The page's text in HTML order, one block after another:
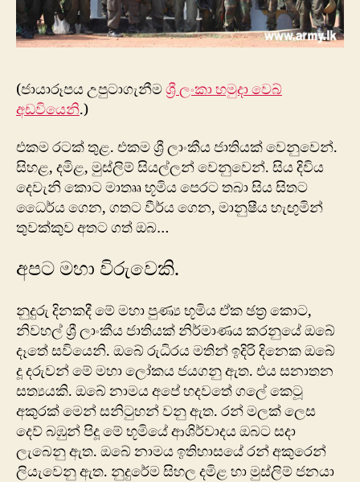
(ජායාරූපය උපුටාගැනීමශ්‍රී ලංකා හමුදා වෙබ්
අඩවියෙනි.)
එකම රටක් තුළ. එකම ශ්‍රී ලාංකීය ජාතියක් වෙනුවෙන්.
සිහළ, දමිළ, මුස්ලිම් සියල්ලන් වෙනුවෙන්. සිය දිවිය
දෙවැනි කොට මාතෲ භූමිය පෙරට තබා සිය සිතට
ධෛර්ය ගෙන, ගතට වීර්ය ගෙන, මානුෂීය හැඟුමින්
තුවක්කුව අතට ගත් ඔබ…
අපට මහා විරුවෙකි.
නුදුරු දිනකදී මේ මහා පුණ්‍ය භූමිය ඒක ඡත්‍ර කොට,
නිවහල් ශ්‍රී ලාංකීය ජාතියක් නිර්මාණය කරනුයේ ඔබේ
දෑතේ සවියෙනි. ඔබේ රුධිරය මතින් ඉදිරි දිනෙක ඔබේ
දූ දරුවන් මේ මහා ලෝකය ජයගනු ඇත. එය සනාතන
සත්‍යයකි. ඔබේ නාමය අපේ හදවතේ ගලේ කෙටූ
අකුරක් මෙන් සනිටුහන් වනු ඇත. රන් මලක් ලෙස
දෙව් බඹුන් පිදූ මේ භූමියේ ආශිර්වාදය ඔබට සදා
ලැබෙනු ඇත. ඔබේ නාමය ඉතිහාසයේ රන් අකුරෙන්
ලියැවෙනු ඇත. නුදුරේම සිහල දමිළ හා මුස්ලිම් ජනයා